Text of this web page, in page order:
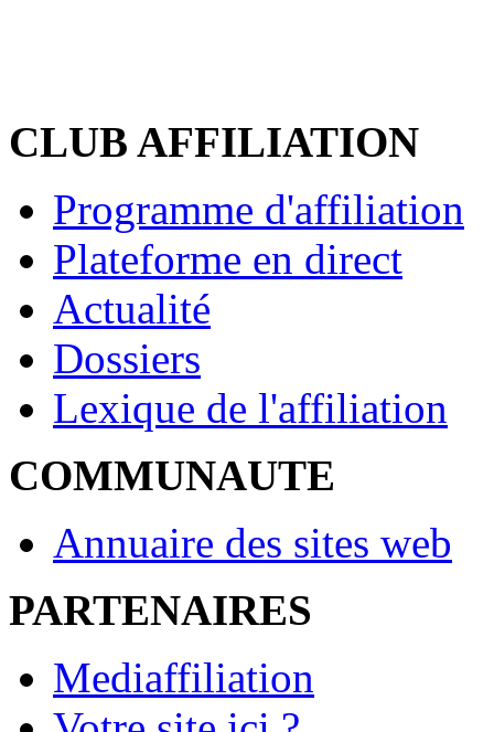
CLUB AFFILIATION
Programme d'affiliation
Plateforme en direct
Actualité
Dossiers
Lexique de l'affiliation
COMMUNAUTE
Annuaire des sites web
PARTENAIRES
Mediaffiliation